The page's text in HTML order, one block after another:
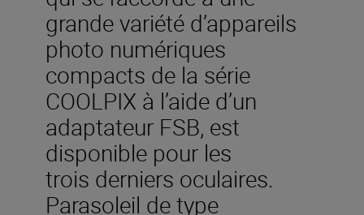
grande variété d’appareils
photo numériques
compacts de la série
COOLPIX à l’aide d’un
adaptateur FSB, est
disponible pour les
trois derniers oculaires.
Parasoleil de type